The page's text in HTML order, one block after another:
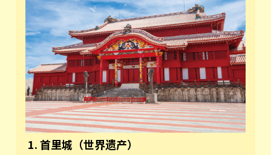
1. 首里城（世界遗产）